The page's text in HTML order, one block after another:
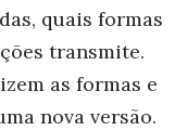
quais formas
transmite.
as formas e
nova versão.